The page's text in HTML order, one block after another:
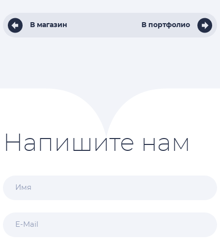
В магазин В портфолио
Напишите нам